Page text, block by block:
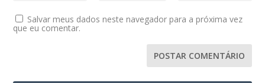
Salvar meus dados neste navegador para a próxima vez
que eu comentar.